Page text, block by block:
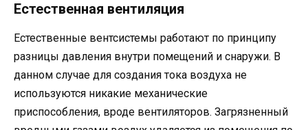
Естественная вентиляция
Естественные вентсистемы работают по принципу
разницы давления внутри помещений и снаружи. В
данном случае для создания тока воздуха не
используются никакие механические
приспособления, вроде вентиляторов. Загрязненный